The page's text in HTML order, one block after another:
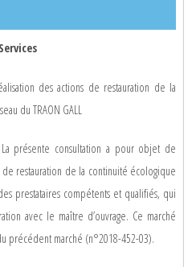
Services
des actions de restauration de la
du TRAON GALL
La présente consultation a pour objet de
restauration de la continuité écologique
prestataires compétents et qualifiés, qui
avec le maître d’ouvrage. Ce marché
précédent marché (n°2018-452-03).